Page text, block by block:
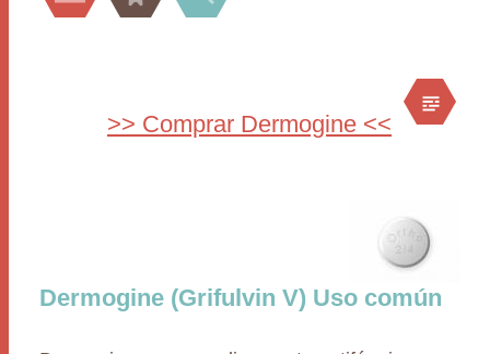
>> Comprar Dermogine <<
Dermogine (Grifulvin V) Uso común